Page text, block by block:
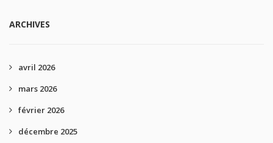
ARCHIVES
avril 2026
mars 2026
février 2026
décembre 2025